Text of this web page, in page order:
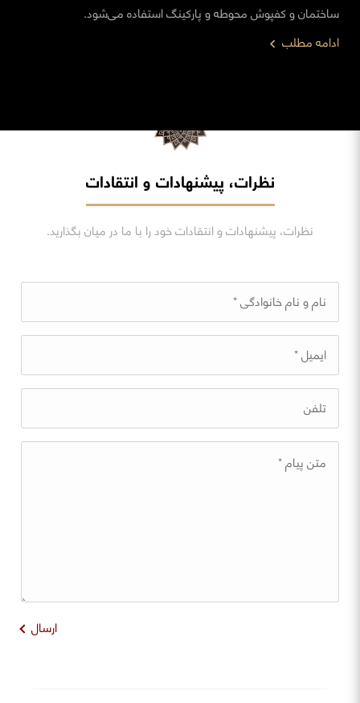
ساختمان و کفپوش محوطه و پارکینگ استفاده می‌شود.
ادامه مطلب
نظرات، پیشنهادات و انتقادات
نظرات، پیشنهادات و انتقادات خود را با ما در میان بگذارید.
ارسال